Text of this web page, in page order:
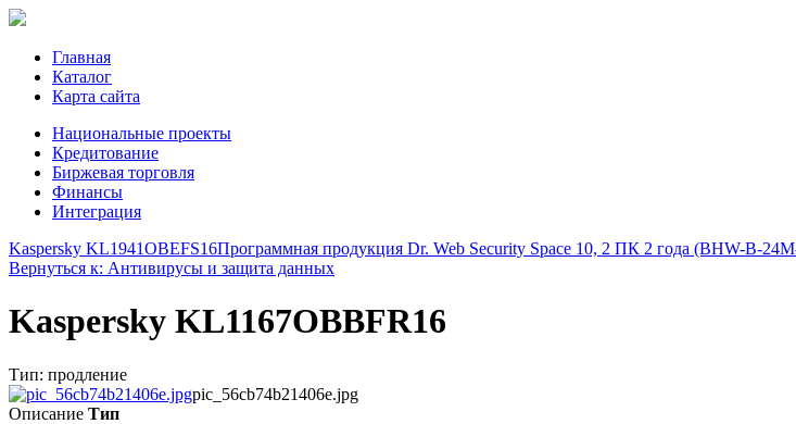
Главная
Каталог
Карта сайта
Национальные проекты
Кредитование
Биржевая торговля
Финансы
Интеграция
Kaspersky KL1941OBEFS16Программная продукция Dr. Web Security Space 10, 2 ПК 2 года (BHW-B-
Вернуться к: Антивирусы и защита данных
Kaspersky KL1167OBBFR16
Тип: продление
pic_56cb74b21406e.jpg
Описание Тип